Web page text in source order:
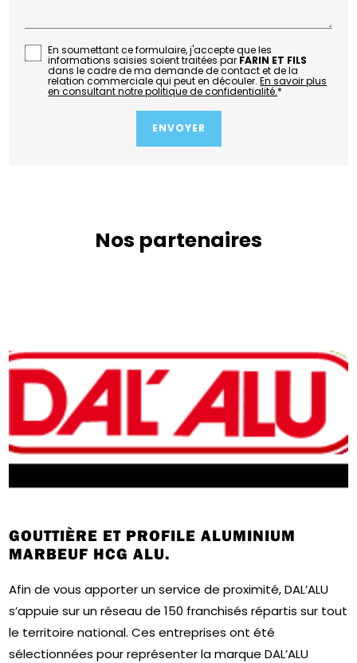
En soumettant ce formulaire, j'accepte que les
informations saisies soient traitées par FARIN ET FILS
dans le cadre de ma demande de contact et de la
relation commerciale qui peut en découler.En savoir plus
en consultant notre politique de confidentialité.*
Nos partenaires
GOUTTIÈRE ET PROFILE ALUMINIUM
MARBEUF HCG ALU.
Afin de vous apporter un service de proximité, DAL’ALU
s’appuie sur un réseau de 150 franchisés répartis sur tout
le territoire national. Ces entreprises ont été
sélectionnées pour représenter la marque DAL’ALU